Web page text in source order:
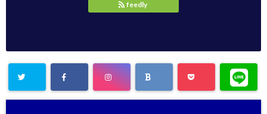
feedly